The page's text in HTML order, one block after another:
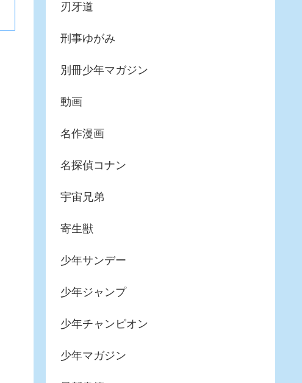
刃牙道
刑事ゆがみ
別冊少年マガジン
動画
名作漫画
名探偵コナン
宇宙兄弟
寄生獣
少年サンデー
少年ジャンプ
少年チャンピオン
少年マガジン